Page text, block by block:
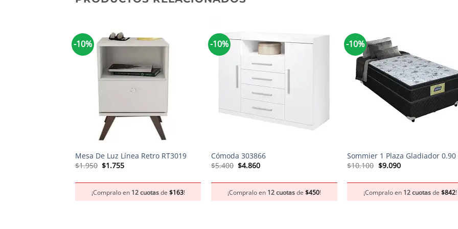
-10%
Mesa De Luz Línea Retro RT3019
$1.950 El
$1.950.
$1.755El
$1.755.
¡Compralo en 12 cuotasde $163!
-10%
Cómoda 303866
$5.400 El
$5.400.
$4.860El
$4.860.
¡Compralo en 12 cuotasde $450!
-10%
Sommier 1 Plaza Gladiador 0.90
$10.100 El
$10.100.
$9.090El
$9.090.
¡Compralo en 12 cuotasde$842!